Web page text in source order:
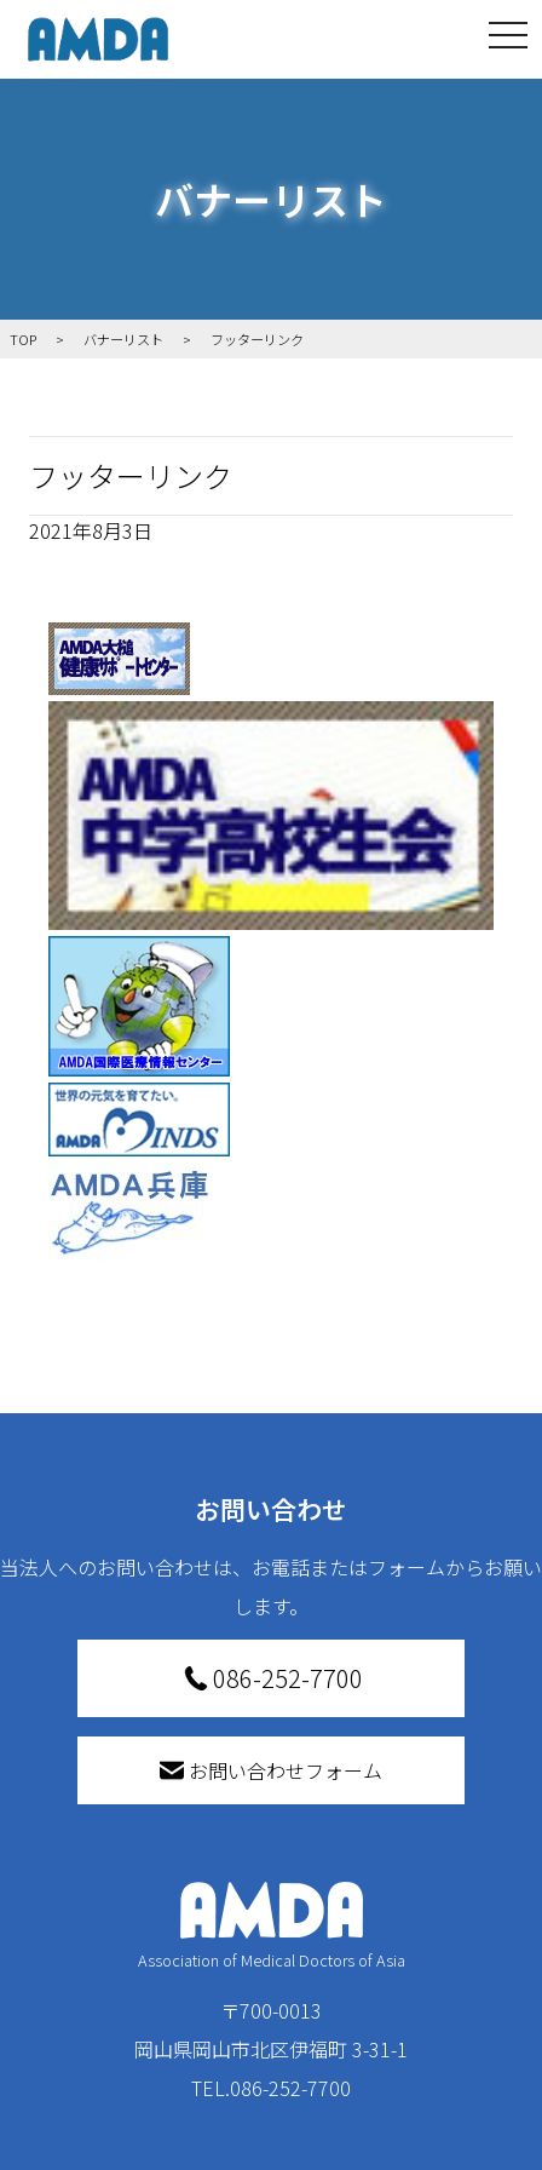
バナーリスト
TOP バナーリスト フッターリンク
フッターリンク
2021年8月3日
お問い合わせ
当法人へのお問い合わせは、お電話またはフォームからお願い
します。
086-252-7700
お問い合わせフォーム
Association of Medical Doctors of Asia
〒700-0013
岡山県岡山市北区伊福町 3-31-1
TEL.086-252-7700